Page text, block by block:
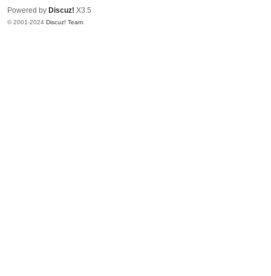
Powered by Discuz! X3.5
© 2001-2024 Discuz! Team